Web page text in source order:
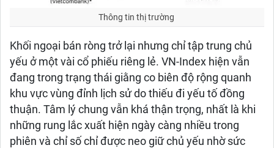
Thông tin thị trường
Khối ngoại bán ròng trở lại nhưng chỉ tập trung chủ
yếu ở một vài cổ phiếu riêng lẻ. VN-Index hiện vẫn
đang trong trạng thái giằng co biên độ rộng quanh
khu vực vùng đỉnh lịch sử do thiếu đi yếu tố đồng
thuận. Tâm lý chung vẫn khá thận trọng, nhất là khi
những rung lắc xuất hiện ngày càng nhiều trong
phiên và chỉ số chỉ được neo giữ chủ yếu nhờ sức